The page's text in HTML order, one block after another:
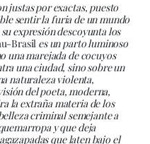
justas por exactas, puesto
sentir la furia de un mundo
expresión descoyunta los
Brasil es un parto luminoso
una marejada de cocuyos
una ciudad, sino sobre un
naturaleza violenta,
del poeta, moderna,
la extraña materia de los
criminal semejante a
y que deja
que laten bajo el